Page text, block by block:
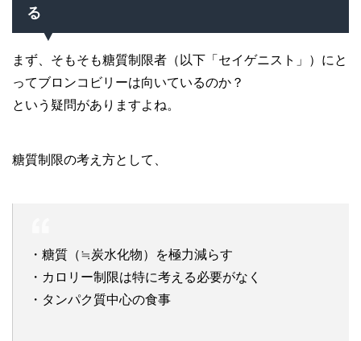
る
まず、そもそも糖質制限者（以下「セイゲニスト」）にと
ってブロンコビリーは向いているのか？
という疑問がありますよね。
糖質制限の考え方として、
・糖質（≒炭水化物）を極力減らす
・カロリー制限は特に考える必要がなく
・タンパク質中心の食事